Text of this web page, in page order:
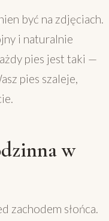
być na zdjęciach.
i naturalnie
pies jest taki —
pies szaleje,
w
zachodem słońca.